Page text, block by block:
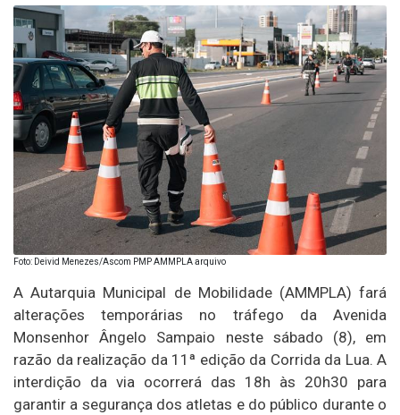
Foto: Deivid Menezes/Ascom PMP AMMPLA arquivo
A Autarquia Municipal de Mobilidade (AMMPLA) fará
alterações temporárias no tráfego da Avenida
Monsenhor Ângelo Sampaio neste sábado (8), em
razão da realização da 11ª edição da Corrida da Lua. A
interdição da via ocorrerá das 18h às 20h30 para
garantir a segurança dos atletas e do público durante o